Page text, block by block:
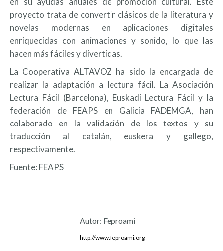
proyecto trata de convertir clásicos de la literatura y
novelas modernas en aplicaciones digitales
enriquecidas con animaciones y sonido, lo que las
hacen más fáciles y divertidas.
La Cooperativa ALTAVOZ ha sido la encargada de
realizar la adaptación a lectura fácil. La Asociación
Lectura Fácil (Barcelona), Euskadi Lectura Fácil y la
federación de FEAPS en Galicia FADEMGA, han
colaborado en la validación de los textos y su
traducción al catalán, euskera y gallego,
respectivamente.
Fuente: FEAPS
Autor: Feproami
http://www.feproami.org